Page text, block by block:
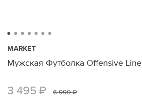
MARKET
Мужская Футболка Offensive Line
3 495 ₽ 6 990 ₽